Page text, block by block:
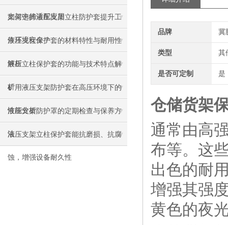
支架中的适配应用
如何选择液压支架立柱防护套提升工
作环境安全？
液压支柱保护套的材料特性与耐用性
解析
液压立柱保护套的功能与技术特点解
析
矿用液压支架防护套在高压环境下的
性能分析
液压支架防护罩的定期检查与保养方
法
液压支架立柱保护套能抗磨损、抗腐
蚀，增强设备耐久性
品牌 冀
类型 其
是否可定制 是
仓储货架
通常由高
布等。这
出色的耐
增强其强
黄色的夜